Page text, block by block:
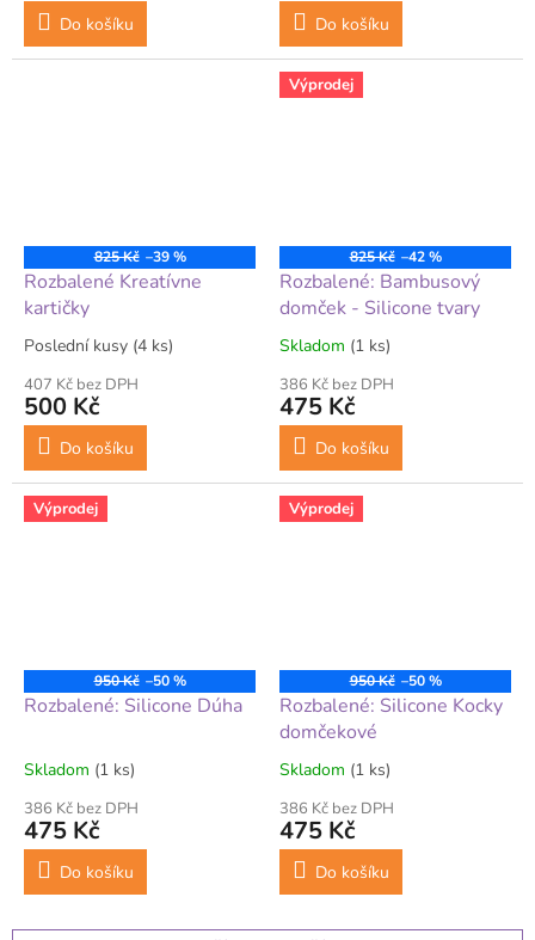
Do košíku Do košíku
825 Kč –39 %
Rozbalené Kreatívne
kartičky
Poslední kusy (4 ks)
407 Kč bez DPH
500 Kč
Do košíku
Výprodej
825 Kč –42 %
Rozbalené: Bambusový
domček - Silicone tvary
Skladom (1 ks)
386 Kč bez DPH
475 Kč
Do košíku
Výprodej
950 Kč –50 %
Rozbalené: Silicone Dúha
Skladom (1 ks)
386 Kč bez DPH
475 Kč
Do košíku
Výprodej
950 Kč –50 %
Rozbalené: Silicone Kocky
domčekové
Skladom (1 ks)
386 Kč bez DPH
475 Kč
Do košíku